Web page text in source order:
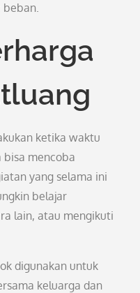
beban.
ketika waktu
bisa mencoba
yang selama ini
belajar
lain, atau mengikuti
digunakan untuk
keluarga dan